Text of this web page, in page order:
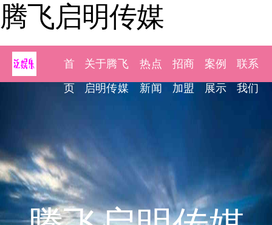
腾飞启明传媒
首
页
关于腾飞
启明传媒
热点
新闻
招商
加盟
案例
展示
联系
我们